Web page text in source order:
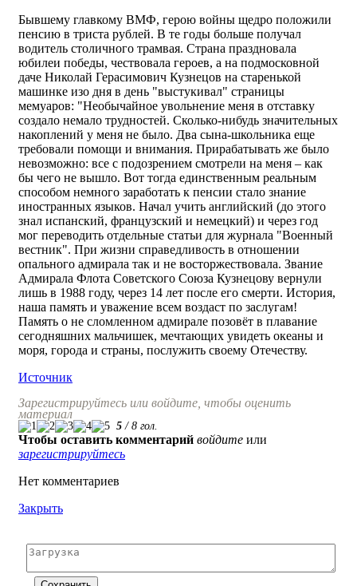
Бывшему главкому ВМФ, герою войны щедро положили
пенсию в триста рублей. В те годы больше получал
водитель столичного трамвая. Страна праздновала
юбилеи победы, чествовала героев, а на подмосковной
даче Николай Герасимович Кузнецов на старенькой
машинке изо дня в день "выстукивал" страницы
мемуаров: "Необычайное увольнение меня в отставку
создало немало трудностей. Сколько-нибудь значительных
накоплений у меня не было. Два сына-школьника еще
требовали помощи и внимания. Прирабатывать же было
невозможно: все с подозрением смотрели на меня – как
бы чего не вышло. Вот тогда единственным реальным
способом немного заработать к пенсии стало знание
иностранных языков. Начал учить английский (до этого
знал испанский, французский и немецкий) и через год
мог переводить отдельные статьи для журнала "Военный
вестник". При жизни справедливость в отношении
опального адмирала так и не восторжествовала. Звание
Адмирала Флота Советского Союза Кузнецову вернули
лишь в 1988 году, через 14 лет после его смерти. История,
наша память и уважение всем воздаст по заслугам!
Память о не сломленном адмирале позовёт в плавание
сегодняшних мальчишек, мечтающих увидеть океаны и
моря, города и страны, послужить своему Отечеству.
Источник
Зарегистрируйтесь или войдите, чтобы оценить
материал
5 / 8 гол.
Чтобы оставить комментарий войдите или
зарегистрируйтесь
Нет комментариев
Закрыть